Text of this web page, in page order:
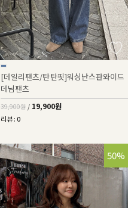
[데일리팬츠/탄탄핏]워싱난스판와이드
데님팬츠
39,900원 / 19,900원
리뷰 : 0
50%